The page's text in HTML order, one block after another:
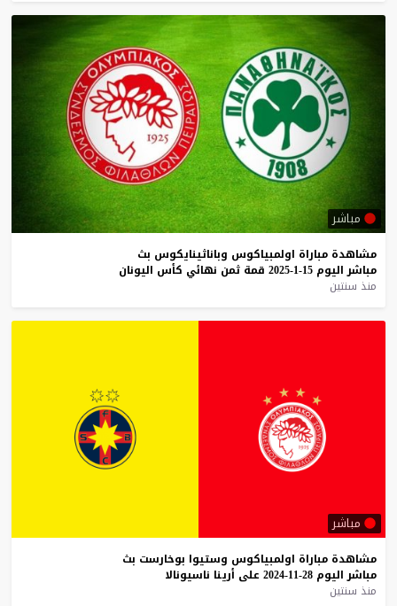
مباشر
مشاهدة مباراة اولمبياكوس وباناثينايكوس بث
مباشر اليوم 15-1-2025 قمة ثمن نهائي كأس اليونان
منذ سنتين
مباشر
مشاهدة مباراة اولمبياكوس وستيوا بوخارست بث
مباشر اليوم 28-11-2024 على أرينا ناسيونالا
منذ سنتين